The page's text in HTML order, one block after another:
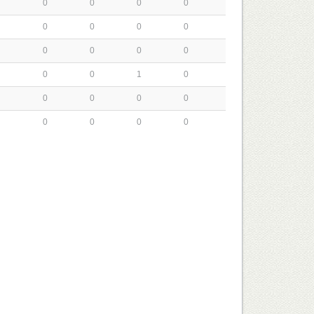
0 0 0 0
0 0 0 0
0 0 0 0
0 0 1 0
0 0 0 0
0 0 0 0